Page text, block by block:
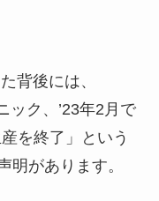
通センターやシュー
ろっく ウエハース 売
を徹底解説！どこで
買える？
ーバー 売ってる場
いるあなたへ！どこ
ぬいぐるみはどこで
場はシー以外にもあ
予約できる？
背後には、
ック、’23年2月で
を終了」という
明があります。